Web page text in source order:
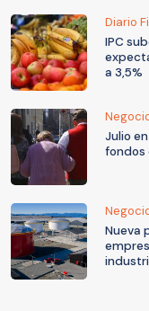
Diario
IPC
a 3,5%
Julio
fondos
Nueva